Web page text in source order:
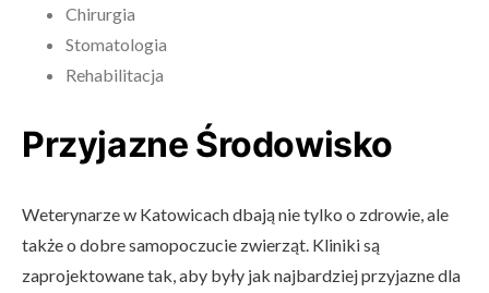
Chirurgia
Stomatologia
Rehabilitacja
Przyjazne Środowisko
Weterynarze w Katowicach dbają nie tylko o zdrowie, ale
także o dobre samopoczucie zwierząt. Kliniki są
zaprojektowane tak, aby były jak najbardziej przyjazne dla